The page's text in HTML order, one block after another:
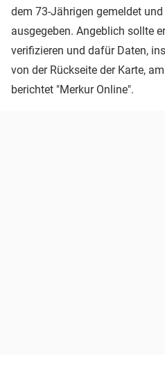
dem 73-Jährigen gemeldet
ausgegeben. Angeblich sollte
verifizieren und dafür Daten,
von der Rückseite der Karte,
berichtet "Merkur Online".